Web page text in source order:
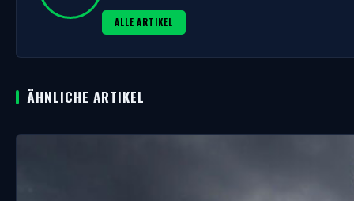
ALLE ARTIKEL
ÄHNLICHE ARTIKEL